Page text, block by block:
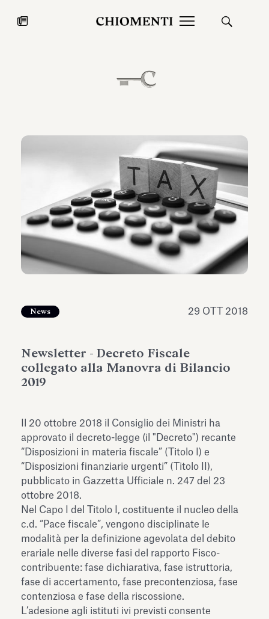
27 LUG 2026
Fondazione Torlonia inaugura la
mostra Marmora Romana
ampliando gli spazi espositivi
EcoVadis
News 29 OTT 2018
Newsletter - Decreto Fiscale
collegato alla Manovra di Bilancio
2019
Il 20 ottobre 2018 il Consiglio dei Ministri ha
approvato il decreto-legge (il "Decreto") recante
“Disposizioni in materia fiscale” (Titolo I) e
“Disposizioni finanziarie urgenti” (Titolo II),
pubblicato in Gazzetta Ufficiale n. 247 del 23
ottobre 2018.
Nel Capo I del Titolo I, costituente il nucleo della
c.d. “Pace fiscale”, vengono disciplinate le
modalità per la definizione agevolata del debito
erariale nelle diverse fasi del rapporto Fisco-
contribuente: fase dichiarativa, fase istruttoria,
fase di accertamento, fase precontenziosa, fase
contenziosa e fase della riscossione.
L’adesione agli istituti ivi previsti consente